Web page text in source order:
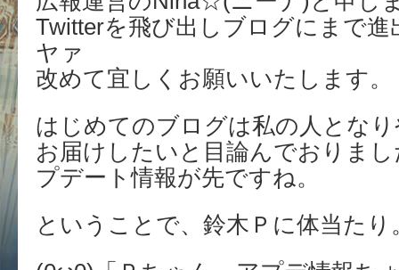
Twitterを飛び出しブログにまで
ヤァ
改めて宜しくお願いいたします。
はじめてのブログは私の人とな
お届けしたいと目論んでおりま
プデート情報が先ですね。
ということで、鈴木Ｐに体当たり